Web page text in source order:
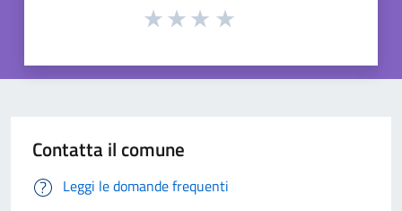
Contatta il comune
Leggi le domande frequenti